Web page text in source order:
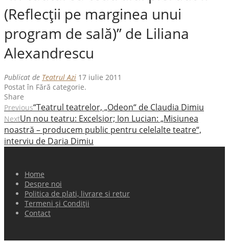
(Reflecţii pe marginea unui
program de sală)” de Liliana
Alexandrescu
Publicat de Teatrul Azi 17 iulie 2011
Postat în Fără categorie.
Share
Previous“Teatrul teatrelor, „Odeon“ de Claudia Dimiu
NextUn nou teatru: Excelsior; Ion Lucian: „Misiunea
noastră – producem public pentru celelalte teatre“,
interviu de Daria Dimiu
Home
Despre noi
Politica de plati, livrare si retur
Termeni și Condiții
Contact